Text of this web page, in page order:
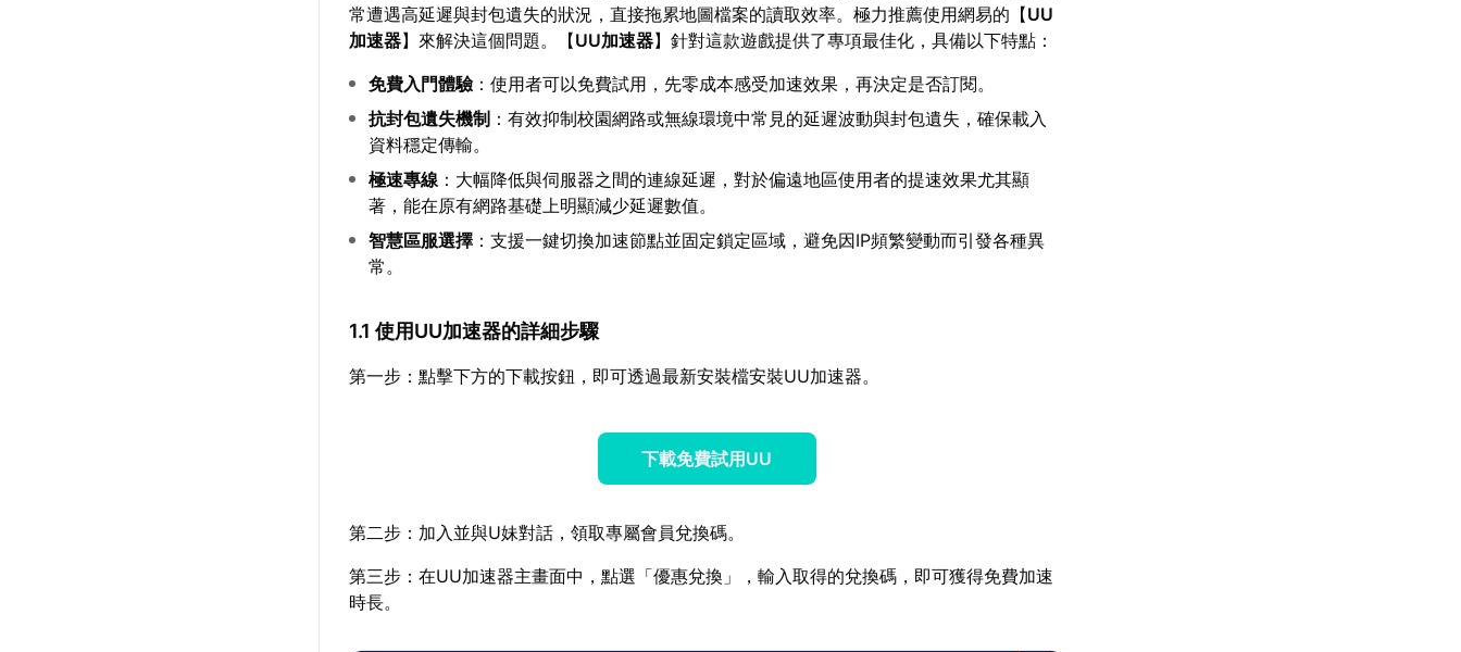
常遭遇高延遲與封包遺失的狀況，直接拖累地圖檔案的讀取效率。極力推薦使用網易的【UU
加速器】來解決這個問題。【UU加速器】針對這款遊戲提供了專項最佳化，具備以下特點：
免費入門體驗：使用者可以免費試用，先零成本感受加速效果，再決定是否訂閱。
抗封包遺失機制 ：有效抑制校園網路或無線環境中常見的延遲波動與封包遺失，確保載入
資料穩定傳輸。
極速專線 ：大幅降低與伺服器之間的連線延遲，對於偏遠地區使用者的提速效果尤其顯
著，能在原有網路基礎上明顯減少延遲數值。
智慧區服選擇 ：支援一鍵切換加速節點並固定鎖定區域，避免因IP頻繁變動而引發各種異
常。
1.1 使用UU加速器的詳細步驟
第一步：點擊下方的下載按鈕，即可透過最新安裝檔安裝UU加速器。
下載免費試用UU
第二步：加入並與U妹對話，領取專屬會員兌換碼。
第三步：在UU加速器主畫面中，點選「優惠兌換」，輸入取得的兌換碼，即可獲得免費加速
時長。